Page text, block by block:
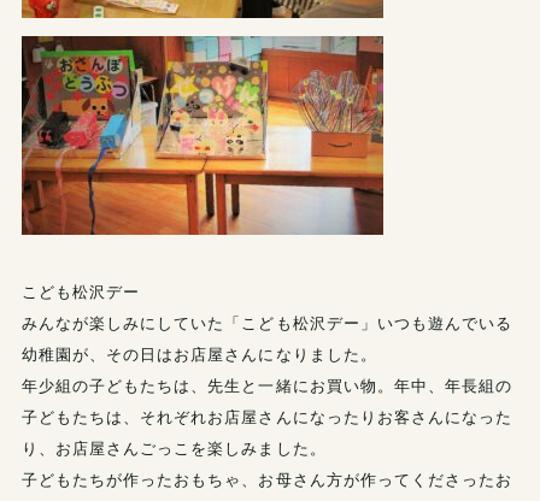
こども松沢デー
みんなが楽しみにしていた「こども松沢デー」いつも遊んでいる
幼稚園が、その日はお店屋さんになりました。
年少組の子どもたちは、先生と一緒にお買い物。年中、年長組の
子どもたちは、それぞれお店屋さんになったりお客さんになった
り、お店屋さんごっこを楽しみました。
子どもたちが作ったおもちゃ、お母さん方が作ってくださったお